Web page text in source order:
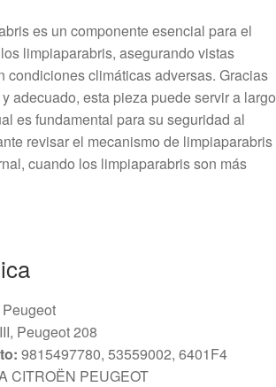
es un componente esencial para el
limpiaparabris, asegurando vistas
condiciones climáticas adversas. Gracias
adecuado, esta pieza puede servir a largo
es fundamental para su seguridad al
revisar el mecanismo de limpiaparabris
cuando los limpiaparabris son más
Peugeot 208
9815497780, 53559002, 6401F4
CITROËN PEUGEOT